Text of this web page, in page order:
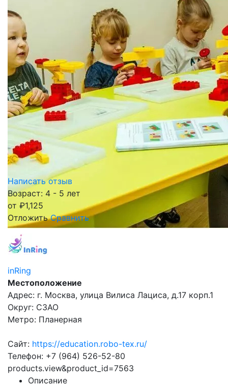
Написать отзыв
Возраст: 4 - 5 лет
от ₽1,125
Отложить Сравнить
inRing
Местоположение
Адрес: г. Москва, улица Вилиса Лациса, д.17 корп.1
Округ: СЗАО
Метро: Планерная
Сайт: https://education.robo-tex.ru/
Телефон: +7 (964) 526-52-80
products.view&product_id=7563
Описание